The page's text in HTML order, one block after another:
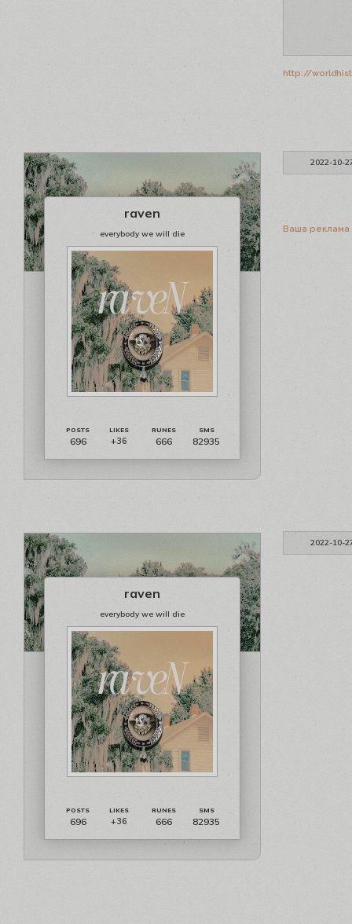
http://
2022-10-
raven
everybody we will die
696 +36 666 82935
Ваша реклама
2022-10-
raven
everybody we will die
696 +36 666 82935